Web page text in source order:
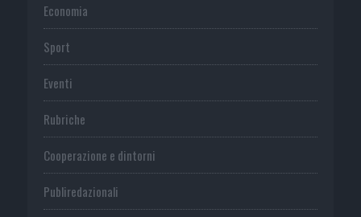
Economia
Sport
Eventi
Rubriche
Cooperazione e dintorni
Publiredazionali